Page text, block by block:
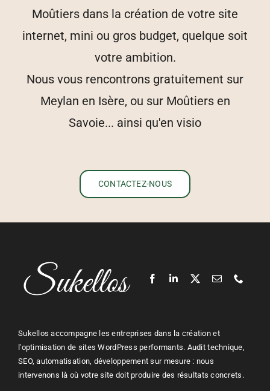
Moûtiers dans la création de votre site
internet, mini ou gros budget, quelque soit
votre ambition.
Nous vous rencontrons gratuitement sur
Meylan en Isère, ou sur Moûtiers en
Savoie... ainsi qu'en visio
CONTACTEZ-NOUS
Sukellos accompagne les entreprises dans la création et
l'optimisation de sitesWordPress performants. Audit technique,
SEO, automatisation, développement sur mesure : nous
intervenons là où votre site doit produire des résultats concrets.